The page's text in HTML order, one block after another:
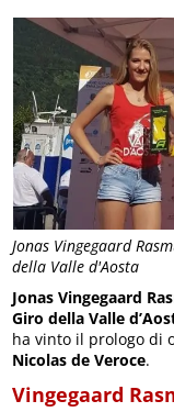
Jonas Vingegaard
della Valle d'Aosta
Jonas Vingegaard
Giro della Valle
ha vinto il prologo di
Nicolas de Veroce.
Vingegaard